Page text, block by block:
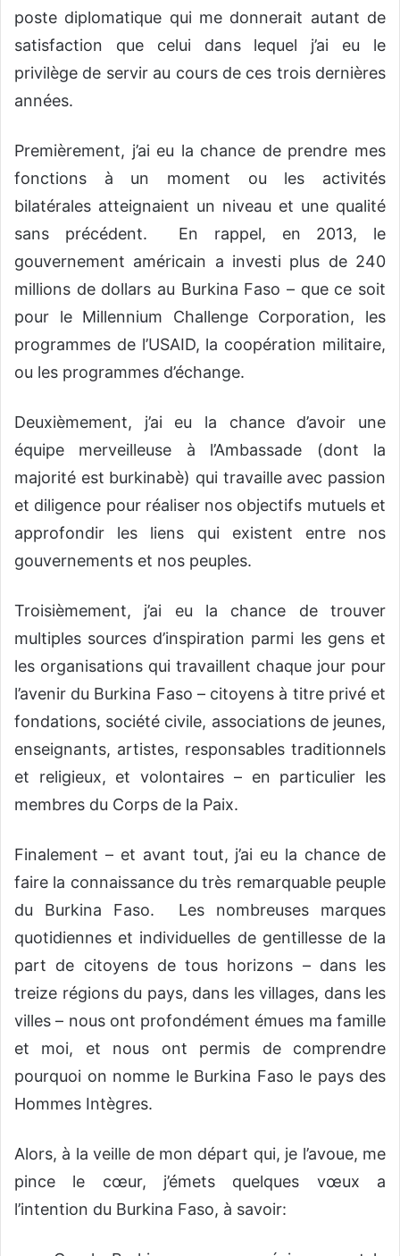
poste diplomatique qui me donnerait autant de
satisfaction que celui dans lequel j’ai eu le
privilège de servir au cours de ces trois dernières
années.
Premièrement, j’ai eu la chance de prendre mes
fonctions à un moment ou les activités
bilatérales atteignaient un niveau et une qualité
sans précédent. En rappel, en 2013, le
gouvernement américain a investi plus de 240
millions de dollars au Burkina Faso – que ce soit
pour le Millennium Challenge Corporation, les
programmes de l’USAID, la coopération militaire,
ou les programmes d’échange.
Deuxièmement, j’ai eu la chance d’avoir une
équipe merveilleuse à l’Ambassade (dont la
majorité est burkinabè) qui travaille avec passion
et diligence pour réaliser nos objectifs mutuels et
approfondir les liens qui existent entre nos
gouvernements et nos peuples.
Troisièmement, j’ai eu la chance de trouver
multiples sources d’inspiration parmi les gens et
les organisations qui travaillent chaque jour pour
l’avenir du Burkina Faso – citoyens à titre privé et
fondations, société civile, associations de jeunes,
enseignants, artistes, responsables traditionnels
et religieux, et volontaires – en particulier les
membres du Corps de la Paix.
Finalement – et avant tout, j’ai eu la chance de
faire la connaissance du très remarquable peuple
du Burkina Faso. Les nombreuses marques
quotidiennes et individuelles de gentillesse de la
part de citoyens de tous horizons – dans les
treize régions du pays, dans les villages, dans les
villes – nous ont profondément émues ma famille
et moi, et nous ont permis de comprendre
pourquoi on nomme le Burkina Faso le pays des
Hommes Intègres.
Alors, à la veille de mon départ qui, je l’avoue, me
pince le cœur, j’émets quelques vœux a
l’intention du Burkina Faso, à savoir: